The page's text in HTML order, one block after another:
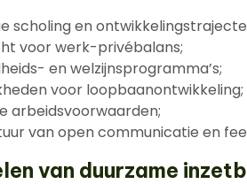
scholing en
voor werk-privébalans;
en welzijnsprogramma’s;
voor loopbaanontwikkeling;
arbeidsvoorwaarden;
van open communicatie en
van duurzame